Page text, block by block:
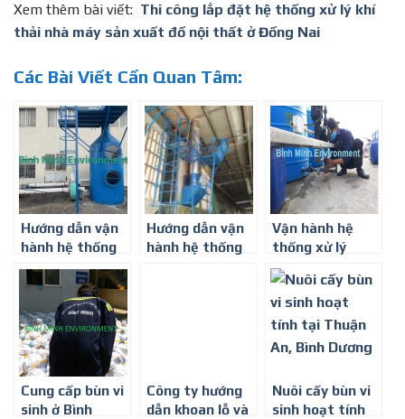
Xem thêm bài viết: Thi công lắp đặt hệ thống xử lý khí
thải nhà máy sản xuất đồ nội thất ở Đồng Nai
Các Bài Viết Cần Quan Tâm:
Hướng dẫn vận
hành hệ thống
xử lý khí thải –
Môi trường Bình
Hướng dẫn vận
hành hệ thống
Vận hành hệ
thống xử lý
nước thải tại
Thuận An
Cung cấp bùn vi
sinh ở Bình
Công ty hướng
dẫn khoan lỗ và
Nuôi cấy bùn vi
sinh hoạt tính